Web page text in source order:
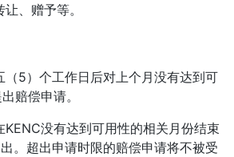
、赠予等。
（5）个工作日后对上个月没有达到可
赔偿申请。
KENC没有达到可用性的相关月份结束
。超出申请时限的赔偿申请将不被受